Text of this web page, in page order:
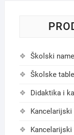
Školski
Školske
Didaktika i
Kancelarijski